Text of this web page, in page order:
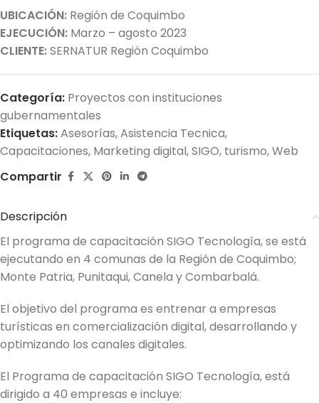
UBICACIÓN: Región de Coquimbo
EJECUCIÓN: Marzo – agosto 2023
CLIENTE:SERNATUR Región Coquimbo
Categoría: Proyectos con instituciones
gubernamentales
Etiquetas:Asesorías,Asistencia Tecnica,
Capacitaciones, Marketing digital,SIGO, turismo,Web
Compartir
Descripción
El programa de capacitación SIGO Tecnología, se está
ejecutando en 4 comunas de la Región de Coquimbo;
Monte Patria, Punitaqui, Canela y Combarbalá.
El objetivo del programa es entrenar a empresas
turísticas en comercialización digital, desarrollando y
optimizando los canales digitales.
El Programa de capacitación SIGO Tecnología, está
dirigido a 40 empresas e incluye: